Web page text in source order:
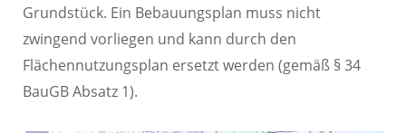
Grundstück. Ein Bebauungsplan muss nicht
zwingend vorliegen und kann durch den
Flächennutzungsplan ersetzt werden (gemäß § 34
BauGB Absatz 1).